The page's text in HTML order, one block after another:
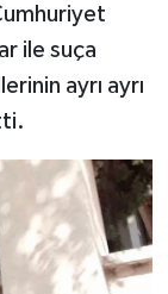
ile suça
ayrı ayrı